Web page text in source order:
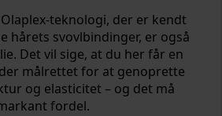
teknologi, der er kendt
hårets svovlbindinger, er også
Det vil sige, at du her får en
målrettet for at genoprette
og elasticitet – og det må
fordel.